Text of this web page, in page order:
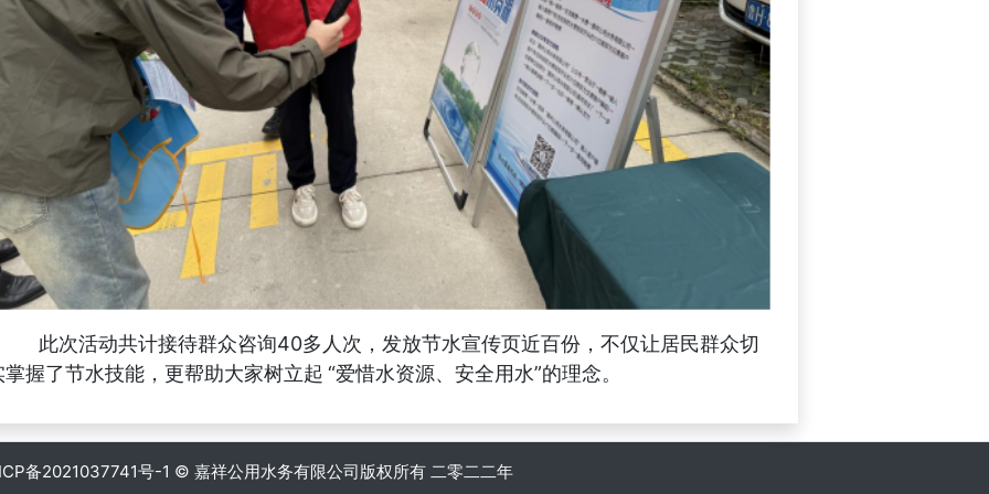
此次活动共计接待群众咨询40多人次，发放节水宣传页近百份，不仅让居民群众切
掌握了节水技能，更帮助大家树立起 “爱惜水资源、安全用水”的理念。
备2021037741号-1 © 嘉祥公用水务有限公司版权所有 二零二二年